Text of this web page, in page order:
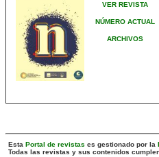
VER REVISTA
NÚMERO ACTUAL
ARCHIVOS
Esta Portal de revistas es gestionado por la
Todas las revistas y sus contenidos